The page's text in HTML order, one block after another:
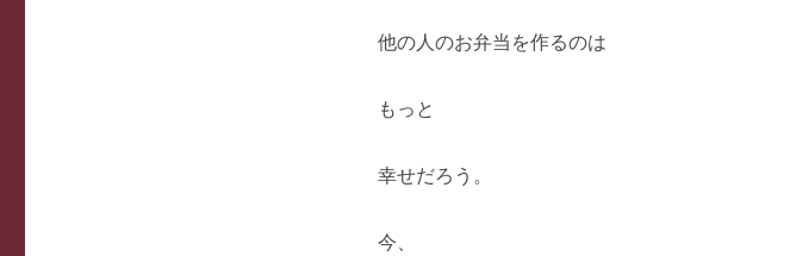
他の人のお弁当を作るのは
もっと
幸せだろう。
今、